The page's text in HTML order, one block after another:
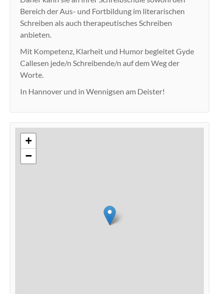
Bereich der Aus- und Fortbildung im literarischen
Schreiben als auch therapeutisches Schreiben
anbieten.
Mit Kompetenz, Klarheit und Humor begleitet Gyde
Callesen jede/n Schreibende/n auf dem Weg der
Worte.
In Hannover und in Wennigsen am Deister!
+
−